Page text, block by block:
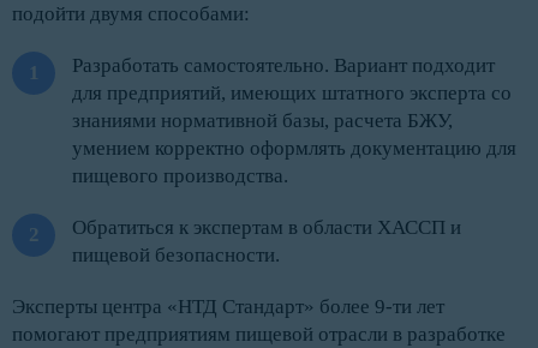
подойти двумя способами:
Разработать самостоятельно. Вариант подходит
для предприятий, имеющих штатного эксперта со
знаниями нормативной базы, расчета БЖУ,
умением корректно оформлять документацию для
пищевого производства.
Обратиться к экспертам в области ХАССП и
пищевой безопасности.
Эксперты центра «НТД Стандарт» более 9-ти лет
помогают предприятиям пищевой отрасли в разработке